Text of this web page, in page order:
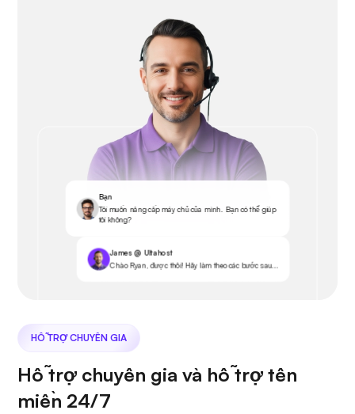
Bạn
Tôi muốn nâng cấp máy chủ của mình. Bạn có thể giúp
tôi không?
James @ Ultahost
Chào Ryan, được thôi! Hãy làm theo các bước sau...
HỖ TRỢ CHUYÊN GIA
Hỗ trợ chuyên gia và hỗ trợ tên
miền 24/7